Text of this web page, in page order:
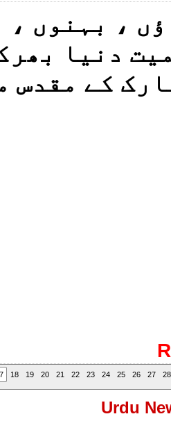
، بہنوں ،
دنیا
کے مقدس
18 19 20 21 22 23 24 25 26 27 28
Urdu